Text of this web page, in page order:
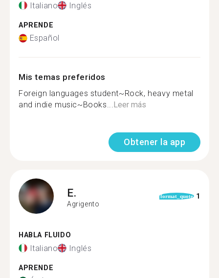
Italiano Inglés
APRENDE
Español
Mis temas preferidos
Foreign languages student~Rock, heavy metal
and indie music~Books...Leer más
Obtener la app
E.
Agrigento
format_quote 1
HABLA FLUIDO
Italiano Inglés
APRENDE